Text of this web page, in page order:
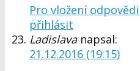
Pro vložení
přihlásit
Ladislava napsal:
21.12.2016 (19:15)